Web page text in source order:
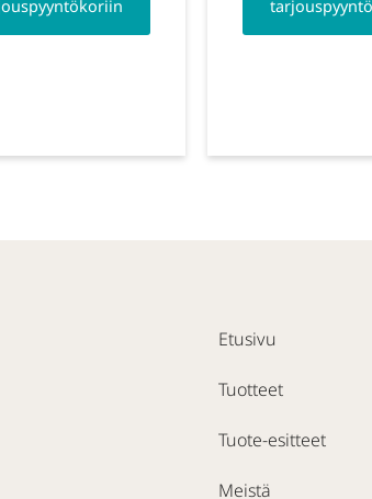
Etusivu
Tuotteet
Tuote-esitteet
Meistä